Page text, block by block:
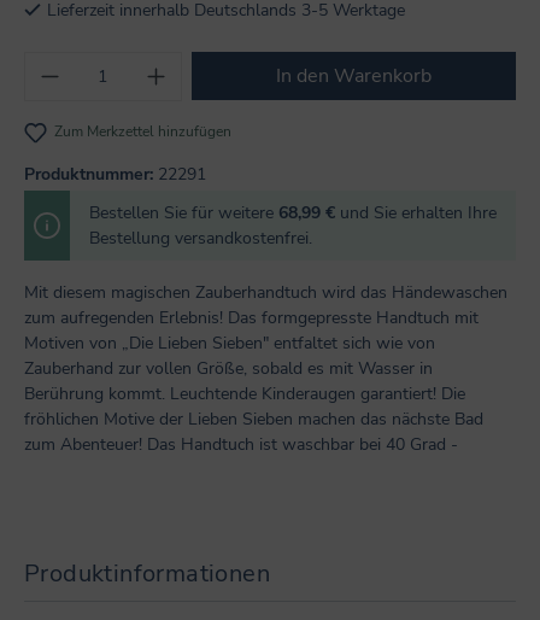
Lieferzeit innerhalb Deutschlands 3-5 Werktage
Produkt Anzahl: Gib den gewünschten
In den Warenkorb
Zum Merkzettel hinzufügen
Produktnummer: 22291
Bestellen Sie für weitere 68,99 € und Sie erhalten Ihre
Bestellung versandkostenfrei.
Mit diesem magischen Zauberhandtuch wird das Händewaschen
zum aufregenden Erlebnis! Das formgepresste Handtuch mit
Motiven von „Die Lieben Sieben" entfaltet sich wie von
Zauberhand zur vollen Größe, sobald es mit Wasser in
Berührung kommt. Leuchtende Kinderaugen garantiert! Die
fröhlichen Motive der Lieben Sieben machen das nächste Bad
zum Abenteuer! Das Handtuch ist waschbar bei 40 Grad -
Produktinformationen